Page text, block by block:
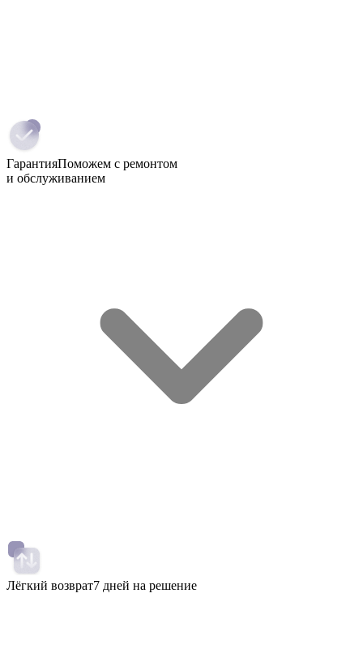
ГарантияПоможем с ремонтом
и обслуживанием
Лёгкий возврат7 дней на решение